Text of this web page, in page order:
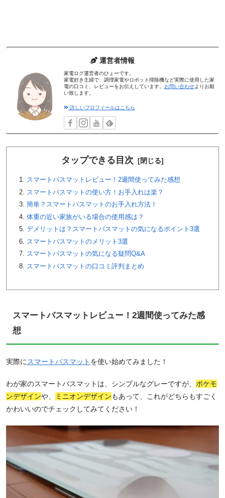
運営者情報
家電ログ運営者のひょーです。
家電好き主婦で、調理家電やロボット掃除機など実際に使用した家
電の口コミ、レビューをお伝えしています。
お問い合わせよりお願
い致します。
詳しいプロフィールはこちら
タップできる目次
スマートバスマットレビュー！2週間使ってみた感想
スマートバスマットの使い方！お手入れは楽？
簡単？スマートバスマットのお手入れ方法！
体重の近い家族がいる場合の使用感は？
デメリットは？スマートバスマットの気になるポイント3選
スマートバスマットのメリット3選
スマートバスマットの気になる疑問Q&A
スマートバスマットの口コミ評判まとめ
スマートバスマットレビュー！2週間使ってみた感
想
実際に スマートバスマット を使い始めてみました！
わが家のスマートバスマットは、シンプルなグレーですが、 ポケモ
ンデザインや、 ミニオンデザインもあって、これがどちらもすごく
かわいいのでチェックしてみてください！